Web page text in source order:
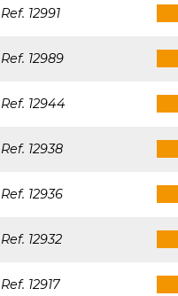
Ref. 12991
Ref. 12989
Ref. 12944
Ref. 12938
Ref. 12936
Ref. 12932
Ref. 12917